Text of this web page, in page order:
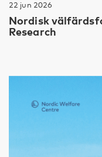
22 jun 2026
Nordisk
Research